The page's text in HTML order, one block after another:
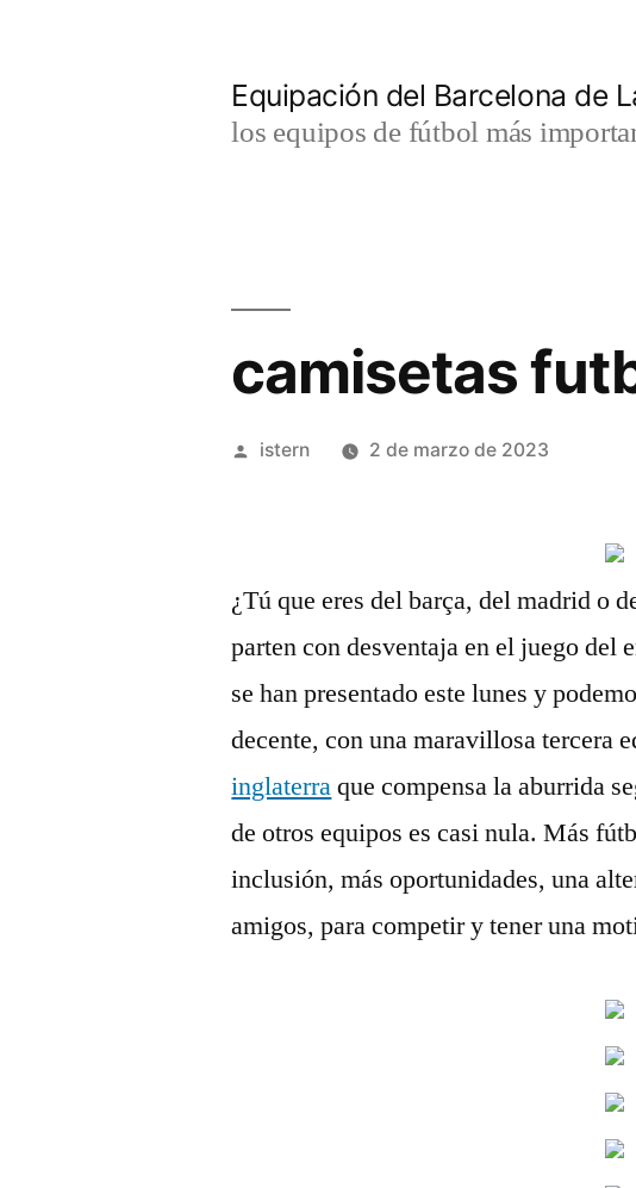
Equipación del Barcelona de
los equipos de fútbol más
camisetas
Publicado
istern 2 de marzo de 2023
¿Tú que eres del barça, del madrid o
parten con desventaja en el juego del
se han presentado este lunes y
decente, con una maravillosa tercera
inglaterraque compensa la aburrida
de otros equipos es casi nula. Más
inclusión, más oportunidades, una
amigos, para competir y tener una